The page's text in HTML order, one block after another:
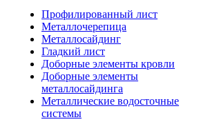
Профилированный лист
Металлочерепица
Металлосайдинг
Гладкий лист
Доборные элементы кровли
Доборные элементы
металлосайдинга
Металлические водосточные
системы